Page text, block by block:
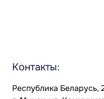
Контакты:
Республика Беларусь,